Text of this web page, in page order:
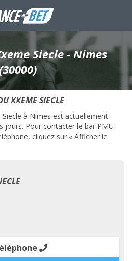
Siecle - Nimes
XXEME SIECLE
à Nimes est actuellement
jours. Pour contacter le bar PMU
cliquez sur « Afficher le